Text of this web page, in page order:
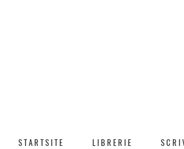
S T A R T S I T E L I B R E R I E S C R I